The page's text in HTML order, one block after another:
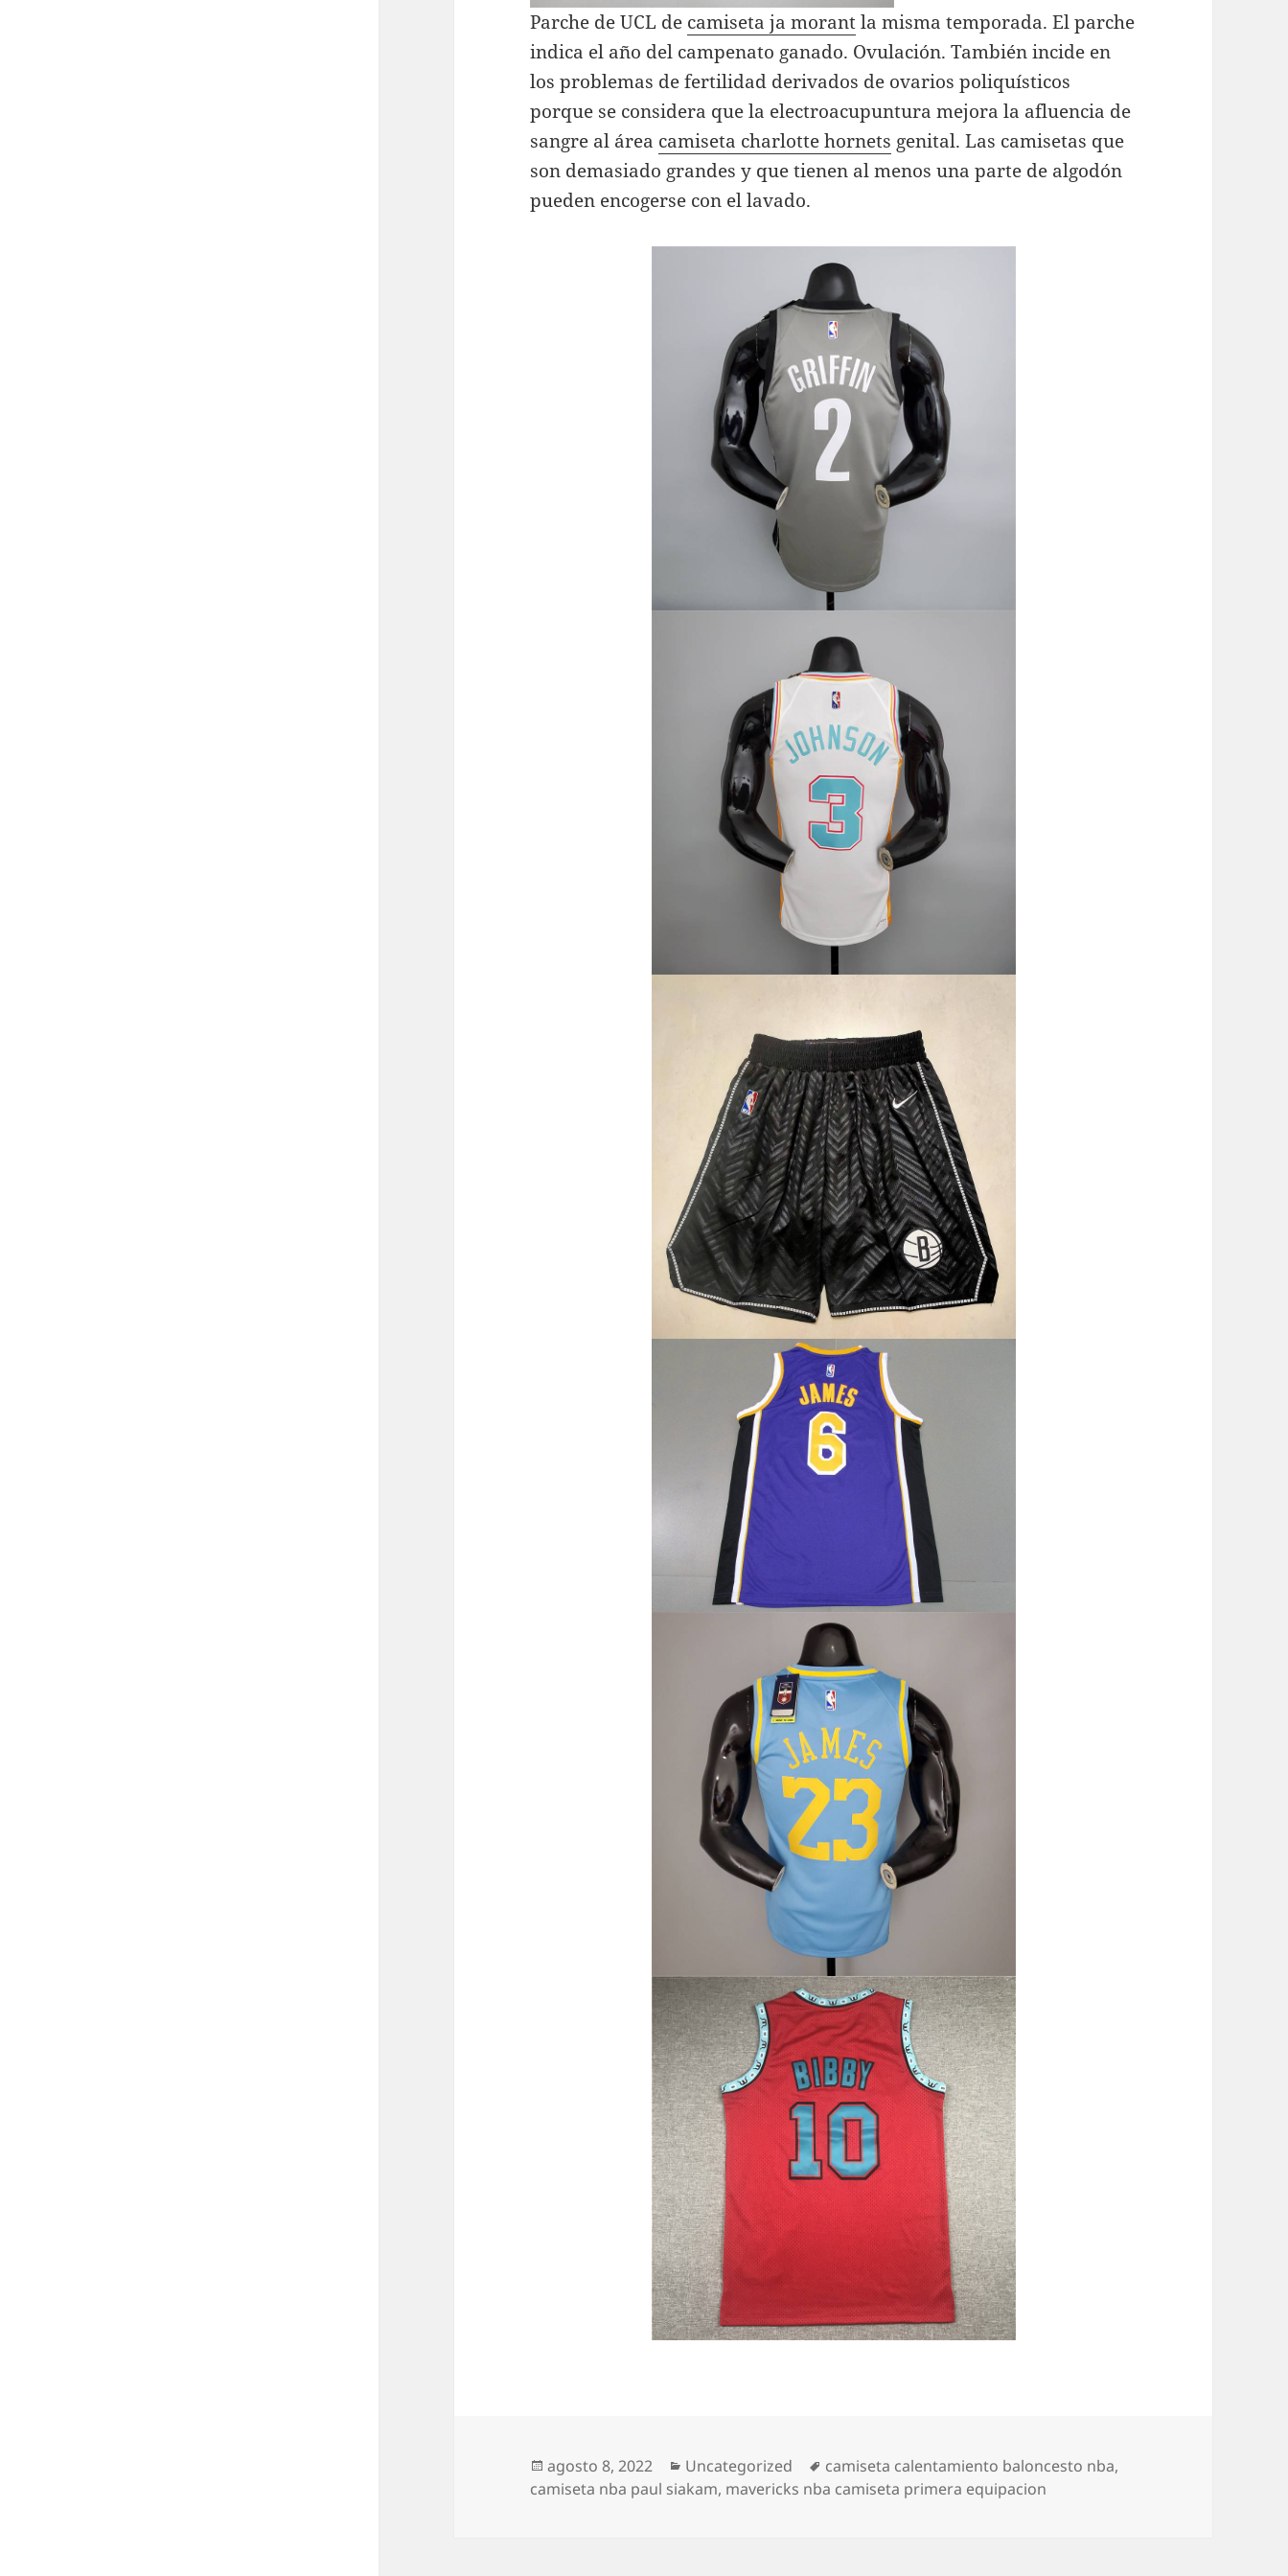
Parche de UCL de camiseta ja morantla misma temporada. El parche
indica el año del campenato ganado. Ovulación. También incide en
los problemas de fertilidad derivados de ovarios poliquísticos
porque se considera que la electroacupuntura mejora la afluencia de
sangre al área camiseta charlotte hornets genital. Las camisetas que
son demasiado grandes y que tienen al menos una parte de algodón
pueden encogerse con el lavado.
Publicado
el
agosto 8, 2022 Categorías
Uncategorized Etiquetas
camiseta calentamiento baloncesto nba,
camiseta nba paul siakam, mavericks nba camiseta primera equipacion